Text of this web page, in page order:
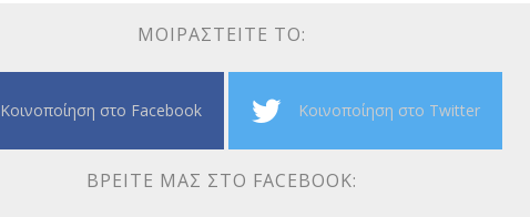
ΜΟΙΡΑΣΤΕΊΤΕ ΤΟ:
Κοινοποίηση στο Facebook Κοινοποίηση στο Twitter
ΒΡΕΊΤΕ ΜΑΣ ΣΤΟ FACEBOOK: